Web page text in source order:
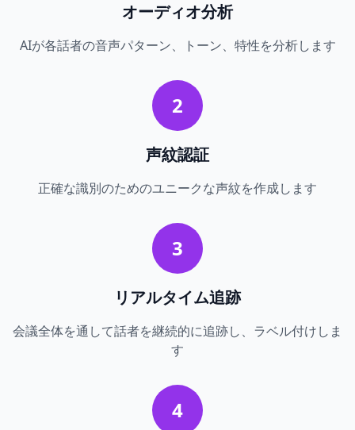
オーディオ分析
AIが各話者の音声パターン、トーン、特性を分析します
2
声紋認証
正確な識別のためのユニークな声紋を作成します
3
リアルタイム追跡
会議全体を通して話者を継続的に追跡し、ラベル付けしま
す
4